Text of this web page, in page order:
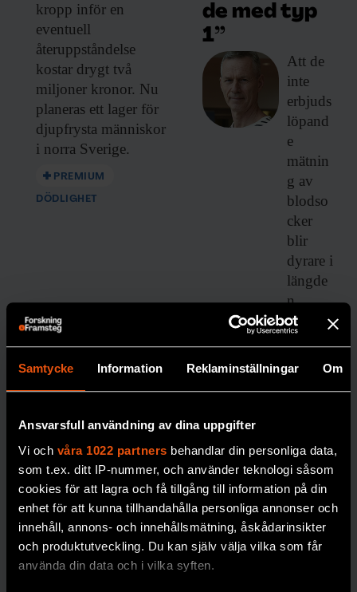
Samtycke Information Reklaminställningar Om
Ansvarsfull användning av dina uppgifter
Vi och våra 1022 partners behandlar din personliga data,
som t.ex. ditt IP-nummer, och använder teknologi såsom
cookies för att lagra och få tillgång till information på din
enhet för att kunna tillhandahålla personliga annonser och
innehåll, annons- och innehållsmätning, åskådarinsikter
och produktutveckling. Du kan själv välja vilka som får
använda din data och i vilka syften.
kropp inför en
eventuell
återuppståndelse
kostar drygt två
miljoner kronor. Nu
planeras ett lager för
djupfrysta människor
i norra Sverige.
PREMIUM
DÖDLIGHET
de med typ
1”
Att de
inte
erbjuds
löpand
e
mätnin
g av
blodso
cker
blir
dyrare i
längde
n,
skriver